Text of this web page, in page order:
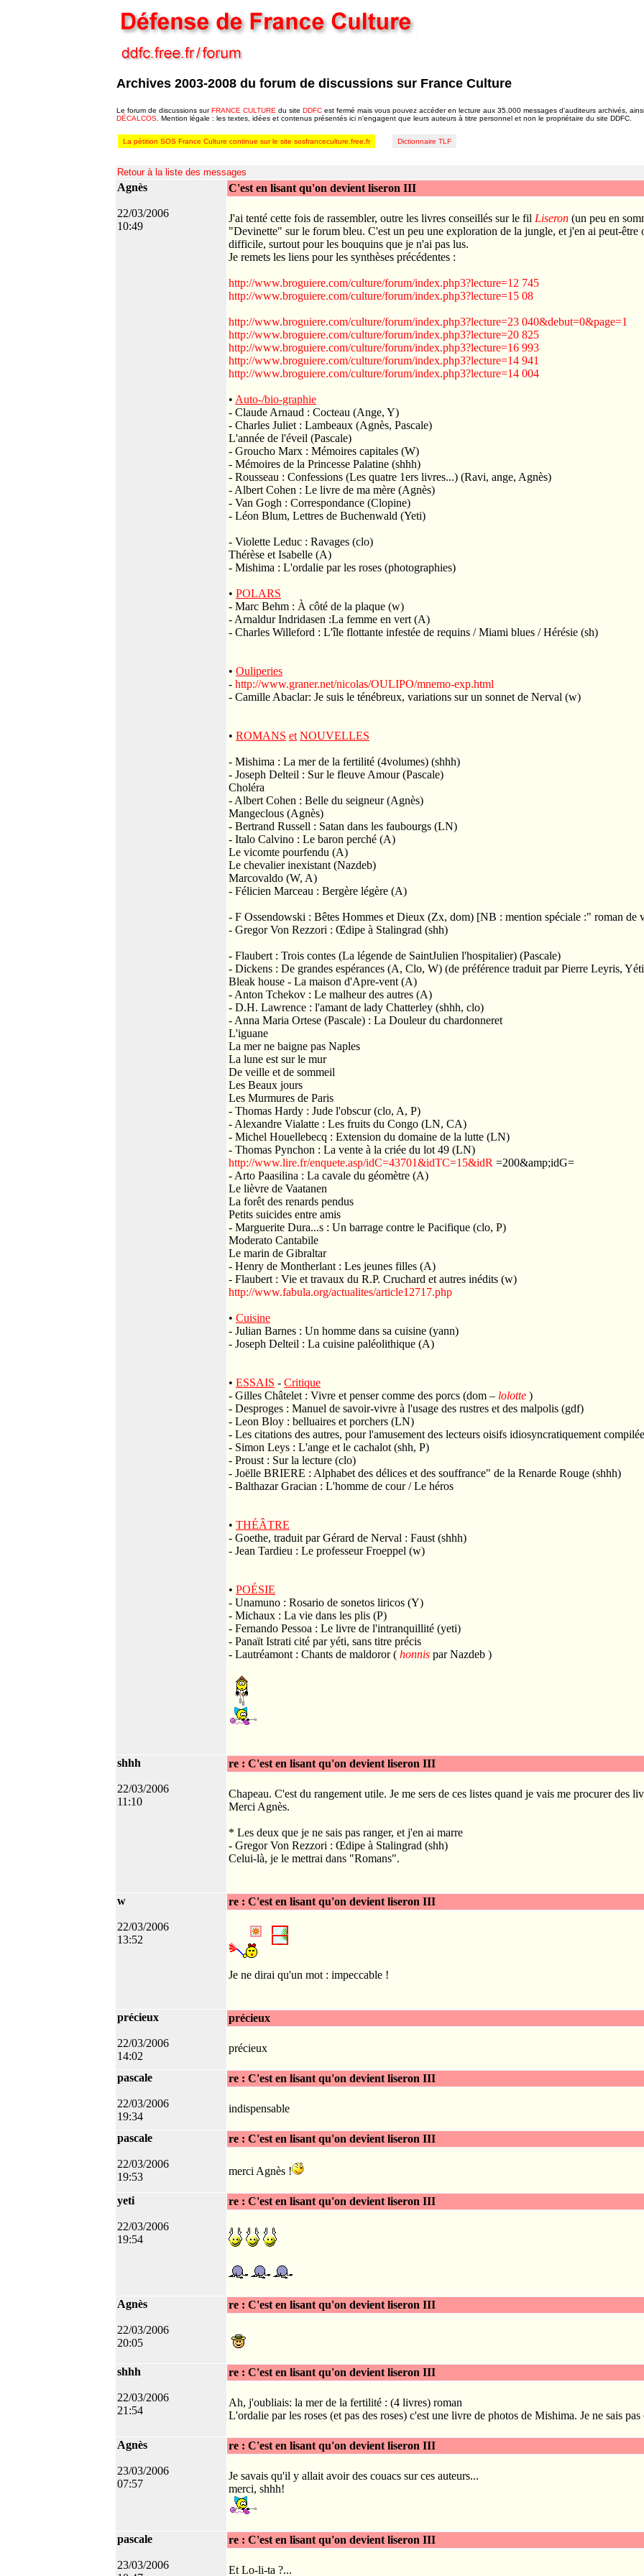
Archives 2003-2008 du forum de discussions sur France Culture
Le forum de discussions surFRANCE CULTURE du site DDFC est fermé mais vous pouvez accéder en lecture aux 35.000 messages d'auditeurs archivés,
DÉCALCOS . Mention légale : les textes, idées et contenus présentés ici n'engagent que leurs auteurs à titre personnel et non le propriétaire du site DDFC.
La pétition SOS France Culture continue sur le site sosfranceculture.free.fr Dictionnaire TLF
Retour à la liste des messages
Agnès
22/03/2006
10:49
C'est en lisant qu'on devient liseron III
J'ai tenté cette fois de rassembler, outre les livres conseillés sur le fil Liseron (un peu en
"Devinette" sur le forum bleu. C'est un peu une exploration de la jungle, et j'en ai peut-être
difficile, surtout pour les bouquins que je n'ai pas lus.
Je remets les liens pour les synthèses précédentes :
http://www.broguiere.com/culture/forum/index.php3?lecture=12 745
http://www.broguiere.com/culture/forum/index.php3?lecture=15 08
http://www.broguiere.com/culture/forum/index.php3?lecture=23 040&debut=0&page=1
http://www.broguiere.com/culture/forum/index.php3?lecture=20 825
http://www.broguiere.com/culture/forum/index.php3?lecture=16 993
http://www.broguiere.com/culture/forum/index.php3?lecture=14 941
http://www.broguiere.com/culture/forum/index.php3?lecture=14 004
• Auto-/bio-graphie
- Claude Arnaud : Cocteau (Ange, Y)
- Charles Juliet : Lambeaux (Agnès, Pascale)
L'année de l'éveil (Pascale)
- Groucho Marx : Mémoires capitales (W)
- Mémoires de la Princesse Palatine (shhh)
- Rousseau : Confessions (Les quatre 1ers livres...) (Ravi, ange, Agnès)
- Albert Cohen : Le livre de ma mère (Agnès)
- Van Gogh : Correspondance (Clopine)
- Léon Blum, Lettres de Buchenwald (Yeti)
- Violette Leduc : Ravages (clo)
Thérèse et Isabelle (A)
- Mishima : L'ordalie par les roses (photographies)
• POLARS
- Marc Behm : À côté de la plaque (w)
- Arnaldur Indridasen :La femme en vert (A)
- Charles Willeford : L'île flottante infestée de requins / Miami blues / Hérésie (sh)
• Ouliperies
- http://www.graner.net/nicolas/OULIPO/mnemo-exp.html
- Camille Abaclar: Je suis le ténébreux, variations sur un sonnet de Nerval (w)
• ROMANS et NOUVELLES
- Mishima : La mer de la fertilité (4volumes) (shhh)
- Joseph Delteil : Sur le fleuve Amour (Pascale)
Choléra
- Albert Cohen : Belle du seigneur (Agnès)
Mangeclous (Agnès)
- Bertrand Russell : Satan dans les faubourgs (LN)
- Italo Calvino : Le baron perché (A)
Le vicomte pourfendu (A)
Le chevalier inexistant (Nazdeb)
Marcovaldo (W, A)
- Félicien Marceau : Bergère légère (A)
- F Ossendowski : Bêtes Hommes et Dieux (Zx, dom) [NB : mention spéciale :" roman de
- Gregor Von Rezzori : Œdipe à Stalingrad (shh)
- Flaubert : Trois contes (La légende de SaintJulien l'hospitalier) (Pascale)
- Dickens : De grandes espérances (A, Clo, W) (de préférence traduit par Pierre Leyris,
Bleak house - La maison d'Apre-vent (A)
- Anton Tchekov : Le malheur des autres (A)
- D.H. Lawrence : l'amant de lady Chatterley (shhh, clo)
- Anna Maria Ortese (Pascale) : La Douleur du chardonneret
L'iguane
La mer ne baigne pas Naples
La lune est sur le mur
De veille et de sommeil
Les Beaux jours
Les Murmures de Paris
- Thomas Hardy : Jude l'obscur (clo, A, P)
- Alexandre Vialatte : Les fruits du Congo (LN, CA)
- Michel Houellebecq : Extension du domaine de la lutte (LN)
- Thomas Pynchon : La vente à la criée du lot 49 (LN)
http://www.lire.fr/enquete.asp/idC=43701&idTC=15&idR =200&amp;idG=
- Arto Paasilina : La cavale du géomètre (A)
Le lièvre de Vaatanen
La forêt des renards pendus
Petits suicides entre amis
- Marguerite Dura...s : Un barrage contre le Pacifique (clo, P)
Moderato Cantabile
Le marin de Gibraltar
- Henry de Montherlant : Les jeunes filles (A)
- Flaubert : Vie et travaux du R.P. Cruchard et autres inédits (w)
http://www.fabula.org/actualites/article12717.php
• Cuisine
- Julian Barnes : Un homme dans sa cuisine (yann)
- Joseph Delteil : La cuisine paléolithique (A)
• ESSAIS - Critique
- Gilles Châtelet : Vivre et penser comme des porcs (dom – lolotte )
- Desproges : Manuel de savoir-vivre à l'usage des rustres et des malpolis (gdf)
- Leon Bloy : belluaires et porchers (LN)
- Les citations des autres, pour l'amusement des lecteurs oisifs idiosyncratiquement
- Simon Leys : L'ange et le cachalot (shh, P)
- Proust : Sur la lecture (clo)
- Joëlle BRIERE : Alphabet des délices et des souffrance" de la Renarde Rouge (shhh)
- Balthazar Gracian : L'homme de cour / Le héros
• THÉÂTRE
- Goethe, traduit par Gérard de Nerval : Faust (shhh)
- Jean Tardieu : Le professeur Froeppel (w)
• POÉSIE
- Unamuno : Rosario de sonetos liricos (Y)
- Michaux : La vie dans les plis (P)
- Fernando Pessoa : Le livre de l'intranquillité (yeti)
- Panaït Istrati cité par yéti, sans titre précis
- Lautréamont : Chants de maldoror ( honnis par Nazdeb )
shhh
22/03/2006
11:10
re : C'est en lisant qu'on devient liseron III
Chapeau. C'est du rangement utile. Je me sers de ces listes quand je vais me procurer des
Merci Agnès.
* Les deux que je ne sais pas ranger, et j'en ai marre
- Gregor Von Rezzori : Œdipe à Stalingrad (shh)
Celui-là, je le mettrai dans "Romans".
w
22/03/2006
13:52
re : C'est en lisant qu'on devient liseron III
Je ne dirai qu'un mot : impeccable !
précieux
22/03/2006
14:02
précieux
précieux
pascale
22/03/2006
19:34
re : C'est en lisant qu'on devient liseron III
indispensable
pascale
22/03/2006
19:53
re : C'est en lisant qu'on devient liseron III
merci Agnès !
yeti
22/03/2006
19:54
re : C'est en lisant qu'on devient liseron III
Agnès
22/03/2006
20:05
re : C'est en lisant qu'on devient liseron III
shhh
22/03/2006
21:54
re : C'est en lisant qu'on devient liseron III
Ah, j'oubliais: la mer de la fertilité : (4 livres) roman
L'ordalie par les roses (et pas des roses) c'est une livre de photos de Mishima. Je ne sais pas
Agnès
23/03/2006
07:57
re : C'est en lisant qu'on devient liseron III
Je savais qu'il y allait avoir des couacs sur ces auteurs...
merci, shhh!
pascale
23/03/2006
re : C'est en lisant qu'on devient liseron III
Et Lo-li-ta ?...